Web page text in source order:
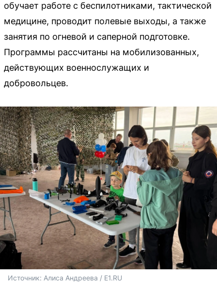
обучает работе с беспилотниками, тактической
медицине, проводит полевые выходы, а также
занятия по огневой и саперной подготовке.
Программы рассчитаны на мобилизованных,
действующих военнослужащих и
добровольцев.
Источник: Алиса Андреева / E1.RU